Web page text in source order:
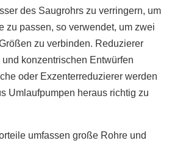
des Saugrohrs zu verringern, um
zu passen, so verwendet, um zwei
zu verbinden. Reduzierer
konzentrischen Entwürfen
oder Exzenterreduzierer werden
Umlaufpumpen heraus richtig zu
umfassen große Rohre und